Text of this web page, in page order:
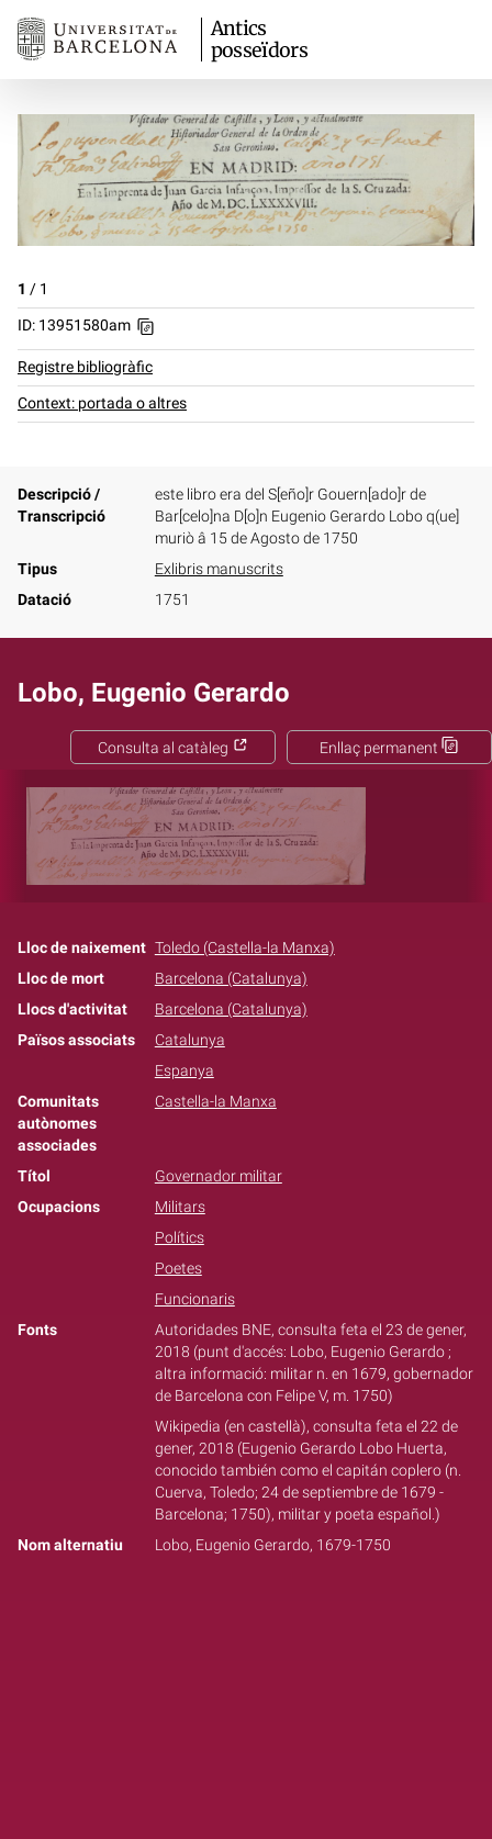
Antics
posseïdors
1 / 1
ID: 13951580am
Registre bibliogràfic
Context: portada o altres
Descripció /
Transcripció
este libro era del S[eño]r Gouern[ado]r de
Bar[celo]na D[o]n Eugenio Gerardo Lobo q(ue]
muriò â 15 de Agosto de 1750
Tipus
Exlibris manuscrits
Datació
1751
Lobo, Eugenio Gerardo
Enllaç permanent
Consulta al catàleg
Lloc de naixement Toledo (Castella-la Manxa)
Lloc de mort
Barcelona (Catalunya)
Llocs d'activitat
Barcelona (Catalunya)
Països associats
Catalunya
Espanya
Comunitats
autònomes
associades
Castella-la Manxa
Títol
Governador militar
Ocupacions
Militars
Polítics
Poetes
Funcionaris
Fonts
Autoridades BNE, consulta feta el 23 de gener,
2018 (punt d'accés: Lobo, Eugenio Gerardo ;
altra informació: militar n. en 1679, gobernador
de Barcelona con Felipe V, m. 1750)
Wikipedia (en castellà), consulta feta el 22 de
gener, 2018 (Eugenio Gerardo Lobo Huerta,
conocido también como el capitán coplero (n.
Cuerva, Toledo; 24 de septiembre de 1679 -
Barcelona; 1750), militar y poeta español.)
Nom alternatiu
Lobo, Eugenio Gerardo, 1679-1750